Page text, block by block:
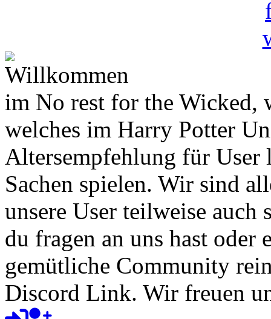
Willkommen
im No rest for the Wicked,
welches im Harry Potter
Altersempfehlung für User
Sachen spielen. Wir sind
unsere User teilweise
du fragen an uns hast oder
gemütliche Community
Discord Link. Wir freuen